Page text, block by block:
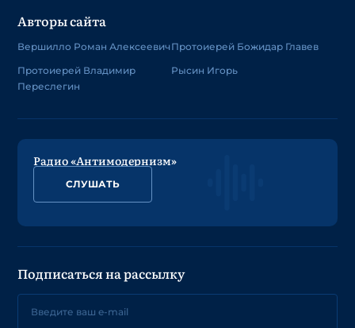
Авторы сайта
Вершилло Роман Алексеевич
Протоиерей Владимир
Переслегин
Протоиерей Божидар Главев
Рысин Игорь
Радио «Антимодернизм»
СЛУШАТЬ
Подписаться на рассылку